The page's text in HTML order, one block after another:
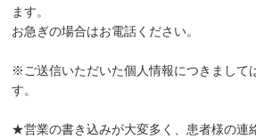
リクルート
アクセス
ます。
お急ぎの場合はお電話ください。
※ご送信いただいた個人情報につきまして
す。
★営業の書き込みが大変多く、患者様の連